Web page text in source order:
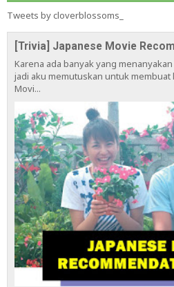
Tweets by cloverblossoms_
[Trivia] Japanese Movie
Karena ada banyak yang
jadi aku memutuskan untuk membuat
Movi...